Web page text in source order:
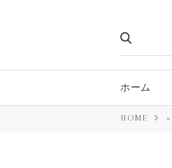
ホーム
HOME »